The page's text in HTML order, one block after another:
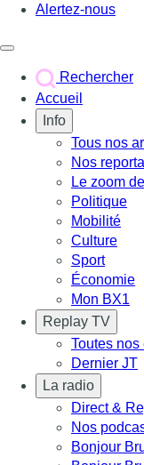
Alertez-nous
Rechercher
Accueil
Info
Tous nos
Nos
Le zoom
Politique
Mobilité
Culture
Sport
Économie
Mon BX1
Replay TV
Toutes
Dernier JT
La radio
Direct &
Nos
Bonjour